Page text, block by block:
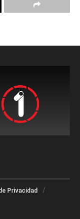
Privacidad